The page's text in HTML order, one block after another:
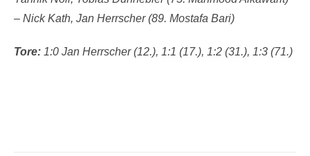
– Nick Kath, Jan Herrscher (89. Mostafa Bari)
Tore: 1:0 Jan Herrscher (12.), 1:1 (17.), 1:2 (31.), 1:3 (71.)